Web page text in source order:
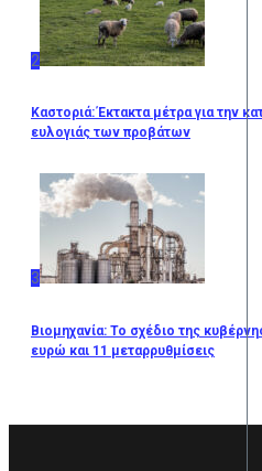
2
Καστοριά: Έκτακτα μέτρα για την
ευλογιάς των προβάτων
3
Βιομηχανία: Το σχέδιο της
ευρώ και 11 μεταρρυθμίσεις